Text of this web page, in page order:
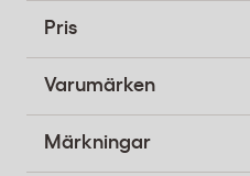
Pris
Varumärken
Märkningar